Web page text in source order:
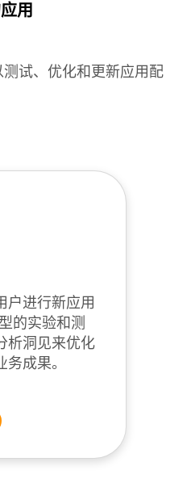
用
试、优化和更新应用配
户进行新应用
的实验和测
析洞见来优化
成果。